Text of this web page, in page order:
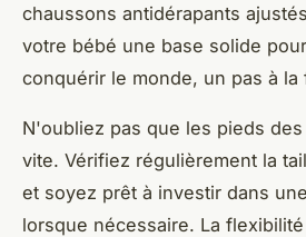
chaussons antidérapants
votre bébé une base solide
conquérir le monde, un pas à la
N'oubliez pas que les pieds
vite. Vérifiez régulièrement la
et soyez prêt à investir dans
lorsque nécessaire. La